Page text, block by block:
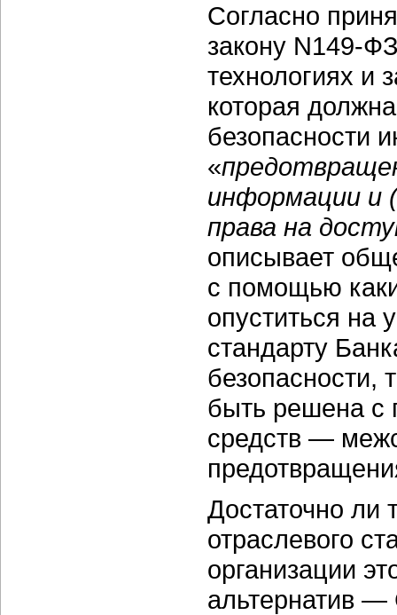
Согласно
закону N149-
технологиях и
которая
безопасности
«
информации и
права на
описывает
с помощью
опуститься на
стандарту
безопасности,
быть решена с
средств —
Достаточно ли
отраслевого
организации
альтернатив —